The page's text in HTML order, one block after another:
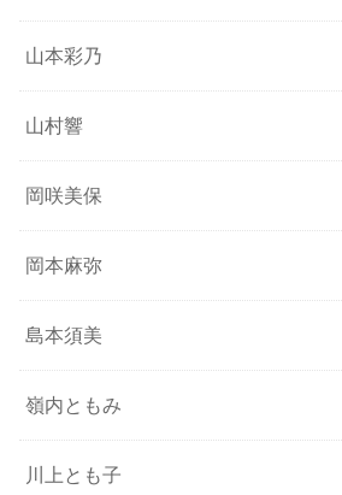
山本彩乃
山村響
岡咲美保
岡本麻弥
島本須美
嶺内ともみ
川上とも子